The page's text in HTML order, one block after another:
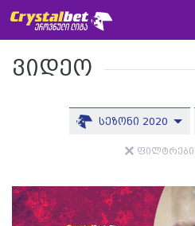
ვიდეო
სეზონი 2020